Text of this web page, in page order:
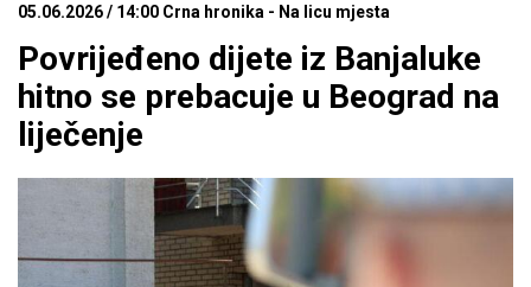
05.06.2026 / 14:00 Crna hronika - Na licu mjesta
Povrijeđeno dijete iz Banjaluke
hitno se prebacuje u Beograd na
liječenje